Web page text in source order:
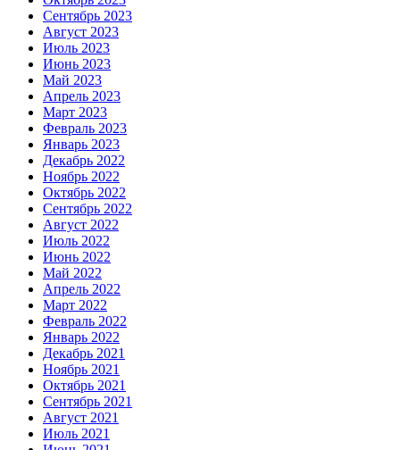
Сентябрь 2023
Август 2023
Июль 2023
Июнь 2023
Май 2023
Апрель 2023
Март 2023
Февраль 2023
Январь 2023
Декабрь 2022
Ноябрь 2022
Октябрь 2022
Сентябрь 2022
Август 2022
Июль 2022
Июнь 2022
Май 2022
Апрель 2022
Март 2022
Февраль 2022
Январь 2022
Декабрь 2021
Ноябрь 2021
Октябрь 2021
Сентябрь 2021
Август 2021
Июль 2021